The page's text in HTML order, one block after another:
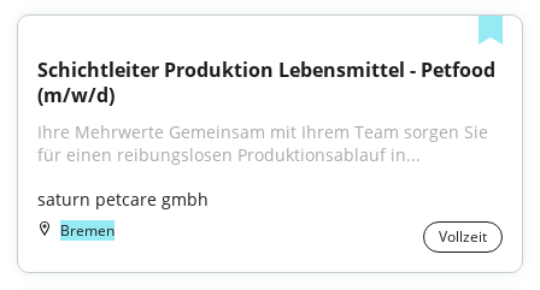
Schichtleiter Produktion Lebensmittel - Petfood
(m/w/d)
Ihre Mehrwerte Gemeinsam mit Ihrem Team sorgen Sie
für einen reibungslosen Produktionsablauf in...
saturn petcare gmbh
Bremen Vollzeit